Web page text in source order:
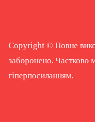
Copyright © Повне
заборонено. Частково
гіперпосиланням.